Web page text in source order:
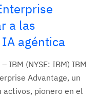
a las
agéntica
IBM (NYSE: IBM) IBM
Advantage, un
activos, pionero en el